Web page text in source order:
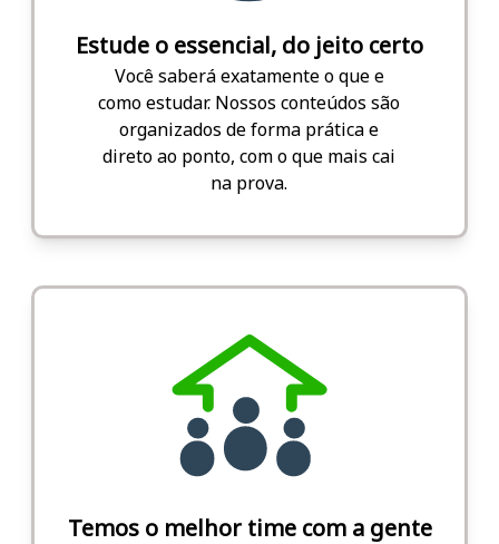
Estude o essencial, do jeito certo
Você saberá exatamente o que e
como estudar. Nossos conteúdos são
organizados de forma prática e
direto ao ponto, com o que mais cai
na prova.
Temos o melhor time com a gente